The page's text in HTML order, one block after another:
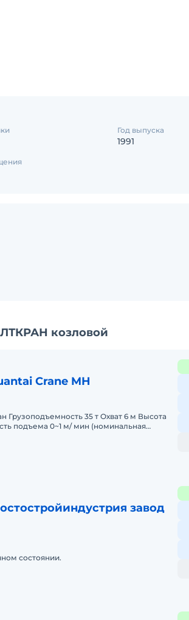
Год выпуска
1991
козловой
Crane MH
подъема 0~1 м/ мин (номинальная
завод
состоянии.